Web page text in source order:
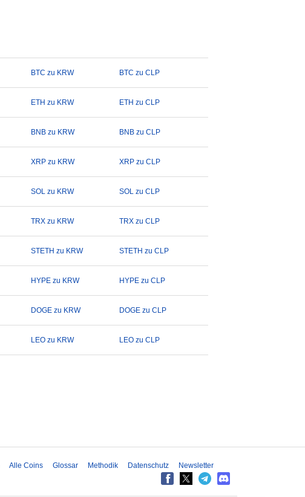
BTC zu KRW BTC zu CLP
ETH zu KRW ETH zu CLP
BNB zu KRW BNB zu CLP
XRP zu KRW XRP zu CLP
SOL zu KRW SOL zu CLP
TRX zu KRW TRX zu CLP
STETH zu KRW STETH zu CLP
HYPE zu KRW HYPE zu CLP
DOGE zu KRW DOGE zu CLP
LEO zu KRW LEO zu CLP
Alle Coins Glossar Methodik Datenschutz
Newsletter